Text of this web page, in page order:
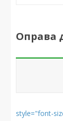
Оправа
style="font-